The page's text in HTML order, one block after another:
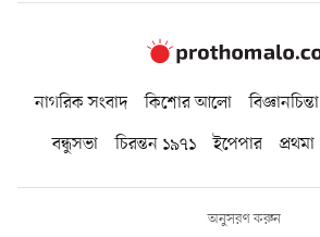
নাগরিক সংবাদ কিশোর আলো বিজ্ঞানচিন্তা
বন্ধুসভা
চিরন্তন ১৯৭১ ইপেপার প্রথমা
অনুসরণ করুন